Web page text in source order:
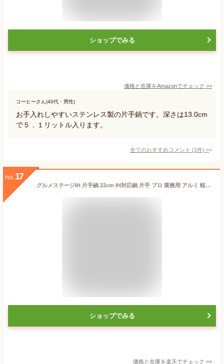
ショップでみる
価格と在庫をAmazonでチェック >>
コーヒーさん(40代・男性)
お手入れしやすいステンレス製の片手鍋です。深さは13.0cm
で５．１リットル入ります。
全てのおすすめコメント (1件) >
no. 17
グルメステージIH 片手鍋 22cm IH対応鍋 片手 プロ 業務用 アルミ 軽い IH ガス火 サテン仕上げ 熱伝導 保温性
ショップでみる
価格と在庫を楽天でチェック >>